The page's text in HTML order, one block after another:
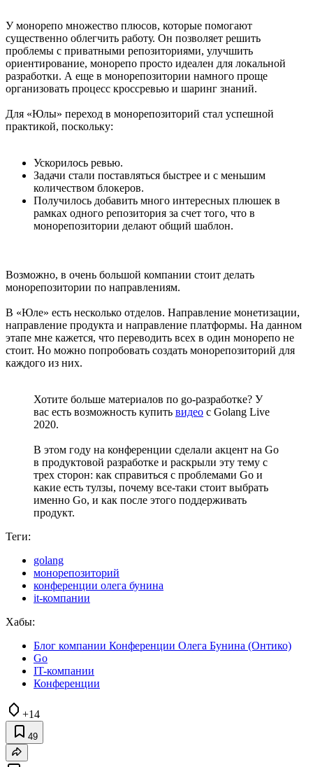
У монорепо множество плюсов, которые помогают
существенно облегчить работу. Он позволяет решить
проблемы с приватными репозиториями, улучшить
ориентирование, монорепо просто идеален для локальной
разработки. А еще в монорепозитории намного проще
организовать процесс кроссревью и шаринг знаний.
Для «Юлы» переход в монорепозиторий стал успешной
практикой, поскольку:
Ускорилось ревью.
Задачи стали поставляться быстрее и с меньшим
количеством блокеров.
Получилось добавить много интересных плюшек в
рамках одного репозитория за счет того, что в
монорепозитории делают общий шаблон.
Возможно, в очень большой компании стоит делать
монорепозитории по направлениям.
В «Юле» есть несколько отделов. Направление монетизации,
направление продукта и направление платформы. На данном
этапе мне кажется, что переводить всех в один монорепо не
стоит. Но можно попробовать создать монорепозиторий для
каждого из них.
Хотите больше материалов по go-разработке? У
вас есть возможность купить видео с Golang Live
2020.
В этом году на конференции сделали акцент на Go
в продуктовой разработке и раскрыли эту тему с
трех сторон: как справиться с проблемами Go и
какие есть тулзы, почему все-таки стоит выбрать
именно Go, и как после этого поддерживать
продукт.
Теги:
golang
монорепозиторий
конференции олега бунина
it-компании
Хабы:
Блог компании Конференции Олега Бунина (Онтико)
Go
IT-компании
Конференции
+14
49